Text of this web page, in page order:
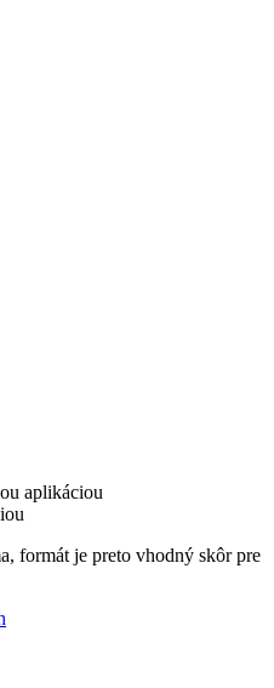
aplikáciou
formát je preto vhodný skôr pre